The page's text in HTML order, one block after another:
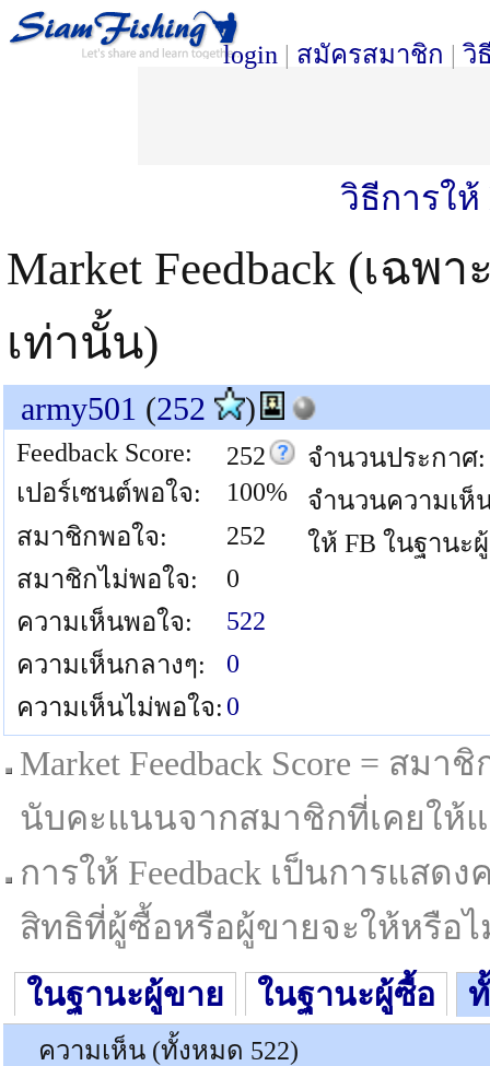
login | สมัครสมาชิก | วิ
วิธีการให้
Market Feedback (เฉ
เท่านั้น)
army501 (252 )
Feedback Score:
252
เปอร์เซนต์พอใจ:
100%
สมาชิกพอใจ:
252
สมาชิกไม่พอใจ:
0
ความเห็นพอใจ:
522
ความเห็นกลางๆ:
0
ความเห็นไม่พอใจ: 0
จำนวนประกาศ:
จำนวนความเห็
ให้ FB ในฐานะ
Market Feedback Score = สม
นับคะแนนจากสมาชิกที่เคยให้
การให้ Feedback เป็นการแส
สิทธิที่ผู้ซื้อหรือผู้ขายจะให้หรือไ
ในฐานะผู้ขาย ในฐานะผู้ซื้อ
ความเห็น (ทั้งหมด 522)